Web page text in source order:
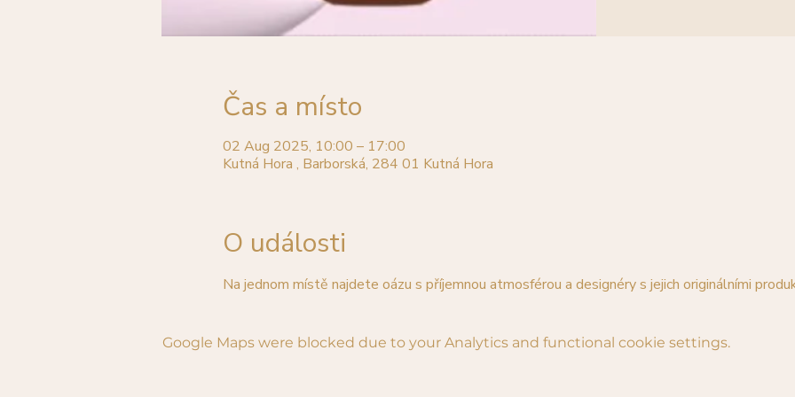
Čas a místo
02 Aug 2025, 10:00 – 17:00
Kutná Hora , Barborská, 284 01 Kutná Hora
O události
Na jednom místě najdete oázu s příjemnou atmosférou a designéry s jejich originálními
Google Maps were blocked due to your Analytics and functional cookie settings.